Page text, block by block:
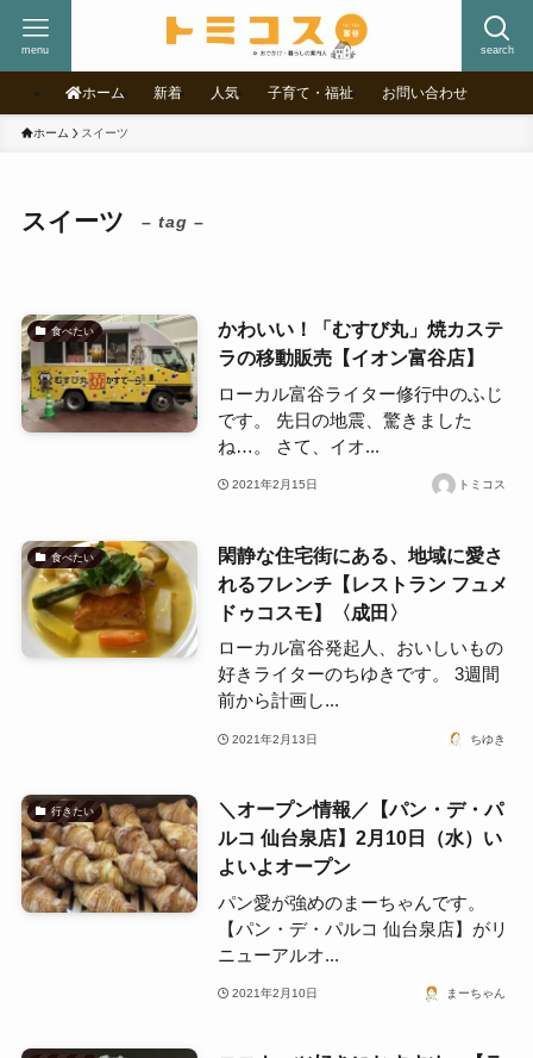
search
menu
ホーム 新着 人気 子育て・福祉 お問い合わせ
ホーム スイーツ
スイーツ – tag –
食べたい
かわいい！「むすび丸」焼カステ
ラの移動販売【イオン富谷店】
ローカル富谷ライター修行中のふじ
です。 先日の地震、驚きました
ね…。 さて、イオ...
2021年2月15日 トミコス
食べたい
閑静な住宅街にある、地域に愛さ
れるフレンチ【レストラン フュメ
ドゥコスモ】〈成田〉
ローカル富谷発起人、おいしいもの
好きライターのちゆきです。 3週間
前から計画し...
2021年2月13日 ちゆき
行きたい
＼オープン情報／【パン・デ・パ
ルコ 仙台泉店】2月10日（水）い
よいよオープン
パン愛が強めのまーちゃんです。
【パン・デ・パルコ 仙台泉店】がリ
ニューアルオ...
2021年2月10日 まーちゃん